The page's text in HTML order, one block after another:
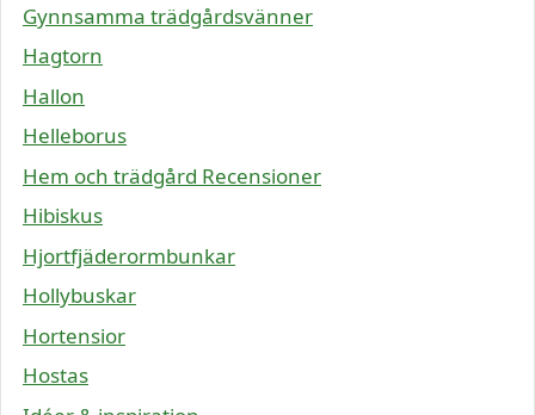
Gynnsamma trädgårdsvänner
Hagtorn
Hallon
Helleborus
Hem och trädgård Recensioner
Hibiskus
Hjortfjäderormbunkar
Hollybuskar
Hortensior
Hostas